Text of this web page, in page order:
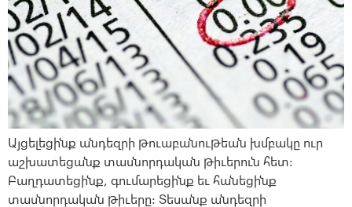
Այցելեցինք անդեզրի թուաբանութեան խմբակը ուր
աշխատեցանք տասնորդական թիւերուն հետ:
Բաղդատեցինք, գումարեցինք եւ հանեցինք
տասնորդական թիւերը: Տեսանք անդեզրի